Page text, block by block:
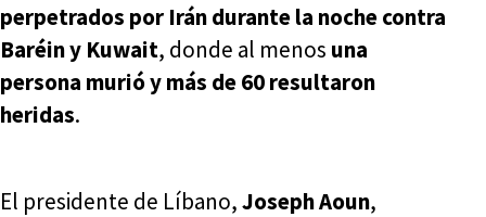
perpetrados por Irán durante la noche contra
Baréin y Kuwait, donde al menos una
persona murió y más de 60 resultaron
heridas.
El presidente de Líbano,Joseph Aoun,